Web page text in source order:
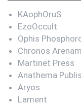
KAophOruS
EzoOccult
Ophis
Chronos Arenam
Martinet Press
Anathema
Aryos
Lament